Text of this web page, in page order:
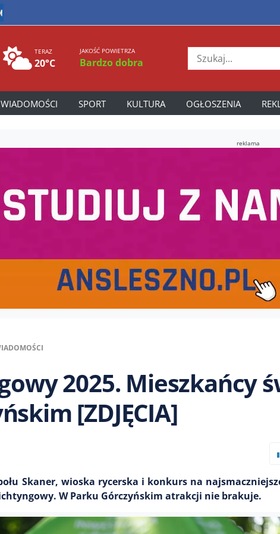
TERAZ
20°C
JAKOŚĆ POWIETRZA
Bardzo dobra
WIADOMOŚCI SPORT KULTURA OGŁOSZENIA
reklama
2025. Mieszkańcy
[ZDJĘCIA]
Skaner, wioska rycerska i konkurs na
W Parku Górczyńskim atrakcji nie brakuje.